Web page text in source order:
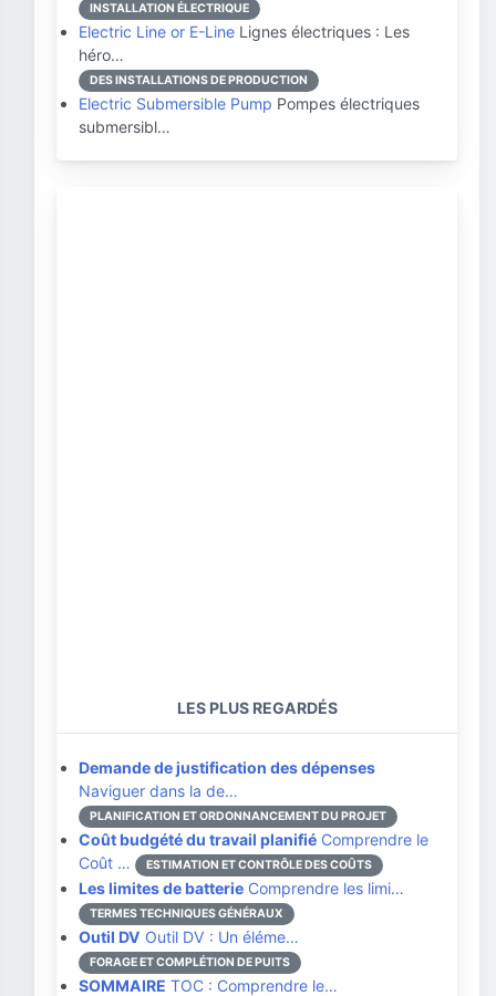
INSTALLATION ÉLECTRIQUE
Electric Line or E-Line Lignes électriques : Les
héro…
DES INSTALLATIONS DE PRODUCTION
Electric Submersible Pump Pompes électriques
submersibl…
LES PLUS REGARDÉS
Demande de justification des dépenses
Naviguer dans la de…
PLANIFICATION ET ORDONNANCEMENT DU PROJET
Coût budgété du travail planifié Comprendre le
Coût …
ESTIMATION ET CONTRÔLE DES COÛTS
Les limites de batterie Comprendre les limi…
TERMES TECHNIQUES GÉNÉRAUX
Outil DV Outil DV : Un éléme…
FORAGE ET COMPLÉTION DE PUITS
SOMMAIRE TOC : Comprendre le…